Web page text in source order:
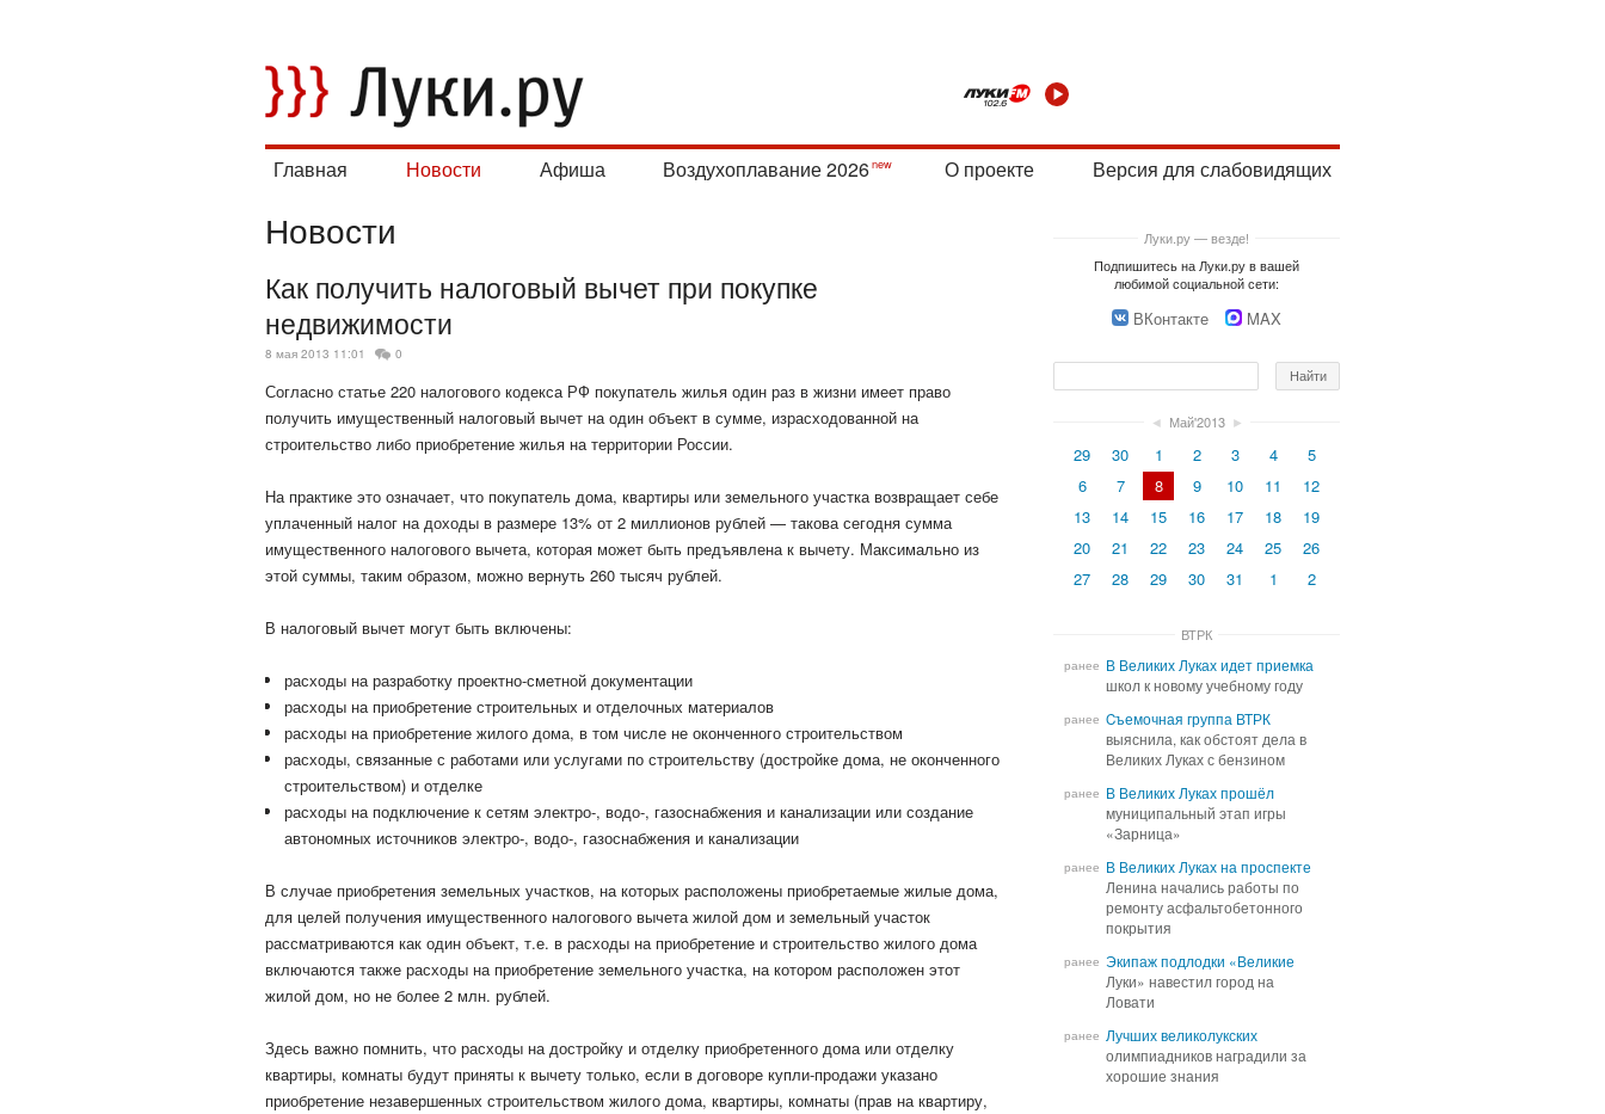
Главная Новости Афиша Воздухоплавание 2026 О проекте Версия для слабовидящих
Новости
Как получить налоговый вычет при покупке
недвижимости
8 мая 2013 11:01 0
Согласно статье 220 налогового кодекса РФ покупатель жилья один раз в жизни имеет право
получить имущественный налоговый вычет на один объект в сумме, израсходованной на
строительство либо приобретение жилья натерритории России.
На практике это означает, что покупатель дома, квартиры или земельного участка возвращает себе
уплаченный налог на доходы в размере 13% от 2 миллионов рублей — такова сегодня сумма
имущественного налогового вычета, которая может быть предъявлена к вычету. Максимально из
этой суммы, таким образом, можно вернуть 260 тысяч рублей.
В налоговый вычет могут быть включены:
расходы на разработку проектно-сметной документации
расходы на приобретение строительных и отделочных материалов
расходы на приобретение жилого дома, в том числе не оконченного строительством
расходы, связанные с работами или услугами по строительству (достройке дома, не оконченного
строительством) и отделке
расходы на подключение к сетям электро-, водо-, газоснабжения и канализации или создание
автономных источников электро-, водо-, газоснабжения и канализации
В случае приобретения земельных участков, на которых расположены приобретаемые жилые дома,
для целей получения имущественного налогового вычета жилой дом и земельный участок
рассматриваются как один объект, т.е. в расходы на приобретение и строительство жилого дома
включаются также расходы на приобретение земельного участка, на котором расположен этот
жилой дом, но не более 2 млн. рублей.
Здесь важно помнить, что расходы на достройку и отделку приобретенного дома или отделку
квартиры, комнаты будут приняты к вычету только, если в договоре купли-продажи указано
приобретение незавершенных строительством жилого дома, квартиры, комнаты (прав на квартиру,
Луки.ру — везде!
Подпишитесь на Луки.ру в вашей
любимой социальной сети:
ВКонтакте MAX
◄ Май'2013 ►
29 30 1 2 3 4
5
6
7 8 9 10 11
12
13
14 15 16 17 18
19
20
21 22 23 24 25
26
27
28 29 30 31 1 2
ВТРК
ранее В Великих Луках идет приемка
школ к новому учебному году
В Великих Луках идет приемка
школ к новому учебному году
ранее Cъемочная группа ВТРК
выяснила, как обстоят дела в
Великих Луках с бензином
Cъемочная группа ВТРК
выяснила, как обстоят дела в
Великих Луках с бензином
ранее В Великих Луках прошёл
муниципальный этап игры
«Зарница»
В Великих Луках прошёл
муниципальный этап игры
«Зарница»
ранее В Великих Луках на проспекте
Ленина начались работы по
ремонту асфальтобетонного
покрытия
В Великих Луках на проспекте
Ленина начались работы по
ремонту асфальтобетонного
покрытия
ранее Экипаж подлодки «Великие
Луки» навестил город на
Ловати
Экипаж подлодки «Великие
Луки» навестил город на
Ловати
ранее Лучших великолукских
олимпиадников наградили за
хорошие знания
Лучших великолукских
олимпиадников наградили за
хорошие знания